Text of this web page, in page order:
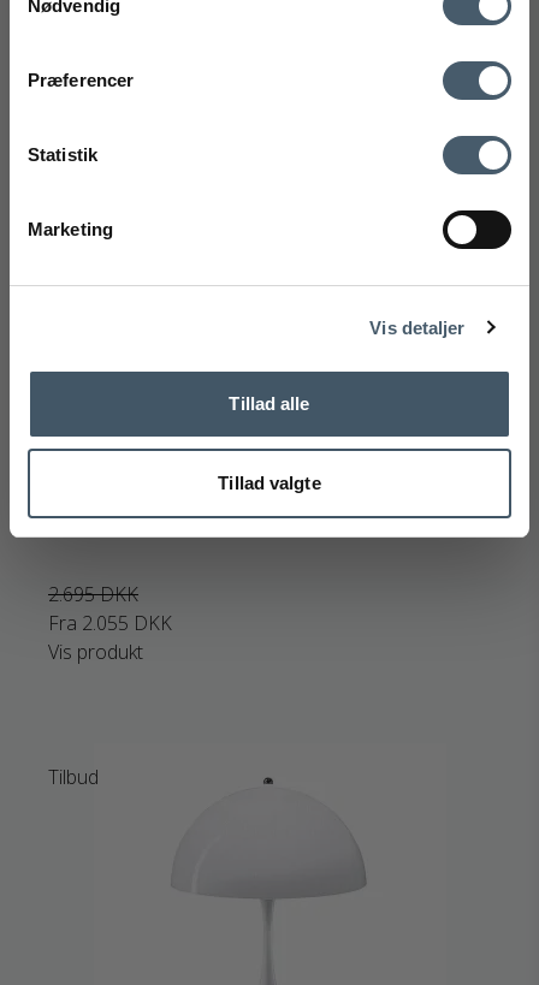
Nødvendig
Præferencer
Statistik
Marketing
Vis detaljer
Tillad alle
Tillad valgte
237-5744172998M
2.695 DKK
Fra 2.055 DKK
Vis produkt
Tilbud
markedsføring med gode tilbud og inspiration. Du kan altid trække dit
samtykke tilbage. Med dit samtykke accepterer du desuden vores